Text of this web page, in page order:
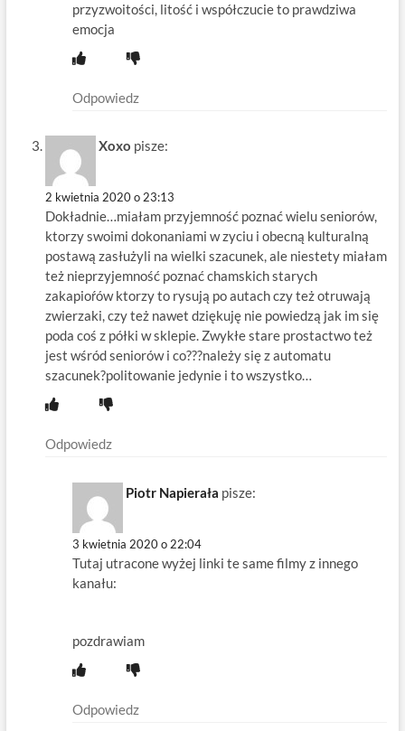
przyzwoitości, litość i współczucie to prawdziwa
emocja
Odpowiedz
Xoxo pisze:
2 kwietnia 2020 o 23:13
Dokładnie…miałam przyjemność poznać wielu seniorów,
ktorzy swoimi dokonaniami w zyciu i obecną kulturalną
postawą zasłużyli na wielki szacunek, ale niestety miałam
też nieprzyjemność poznać chamskich starych
zakapioŕów ktorzy to rysują po autach czy też otruwają
zwierzaki, czy też nawet dziękuję nie powiedzą jak im się
poda coś z półki w sklepie. Zwykłe stare prostactwo też
jest wśród seniorów i co???należy się z automatu
szacunek?politowanie jedynie i to wszystko…
Odpowiedz
Piotr Napierała pisze:
3 kwietnia 2020 o 22:04
Tutaj utracone wyżej linki te same filmy z innego
kanału:
pozdrawiam
Odpowiedz